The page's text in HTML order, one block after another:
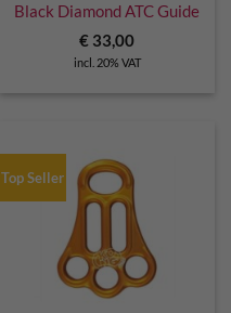
Black Diamond ATC Guide
€ 33,00
incl. 20% VAT
Top Seller